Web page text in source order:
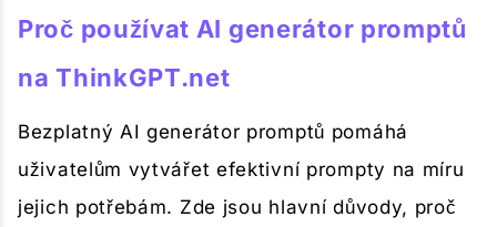
Proč používat AI generátor promptů
na ThinkGPT.net
Bezplatný AI generátor promptů pomáhá
uživatelům vytvářet efektivní prompty na míru
jejich potřebám. Zde jsou hlavní důvody, proč